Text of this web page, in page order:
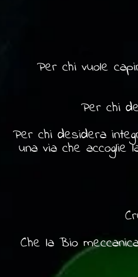
Per chi vuole
Per chi
Per chi desidera
una via che accoglie
Che la Bio